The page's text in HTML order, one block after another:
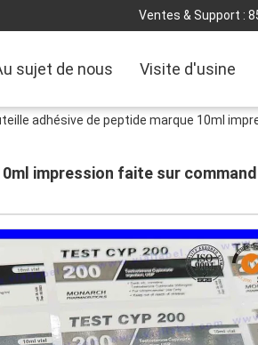
Ventes & Support :
sujet de nous Visite d'usine
adhésive de peptide marque 10ml
impression faite sur